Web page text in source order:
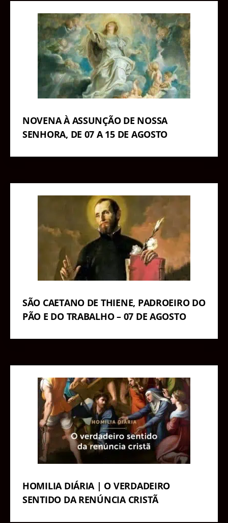
NOVENA À ASSUNÇÃO DE NOSSA
SENHORA, DE 07 A 15 DE AGOSTO
SÃO CAETANO DE THIENE, PADROEIRO DO
PÃO E DO TRABALHO – 07 DE AGOSTO
HOMILIA DIÁRIA | O VERDADEIRO
SENTIDO DA RENÚNCIA CRISTÃ